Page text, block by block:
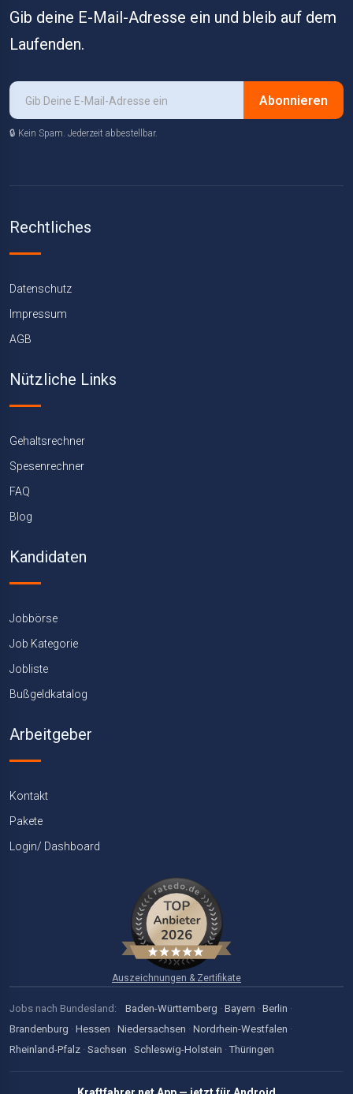
Gib deine E-Mail-Adresse ein und bleib auf dem
Laufenden.
Abonnieren
🔒 Kein Spam. Jederzeit abbestellbar.
Rechtliches
Datenschutz
Impressum
AGB
Nützliche Links
Gehaltsrechner
Spesenrechner
FAQ
Blog
Kandidaten
Jobbörse
Job Kategorie
Jobliste
Bußgeldkatalog
Arbeitgeber
Kontakt
Pakete
Login/ Dashboard
Auszeichnungen & Zertifikate
Jobs nach Bundesland: Baden-Württemberg · Bayern · Berlin ·
Brandenburg · Hessen · Niedersachsen · Nordrhein-Westfalen ·
Rheinland-Pfalz · Sachsen · Schleswig-Holstein · Thüringen